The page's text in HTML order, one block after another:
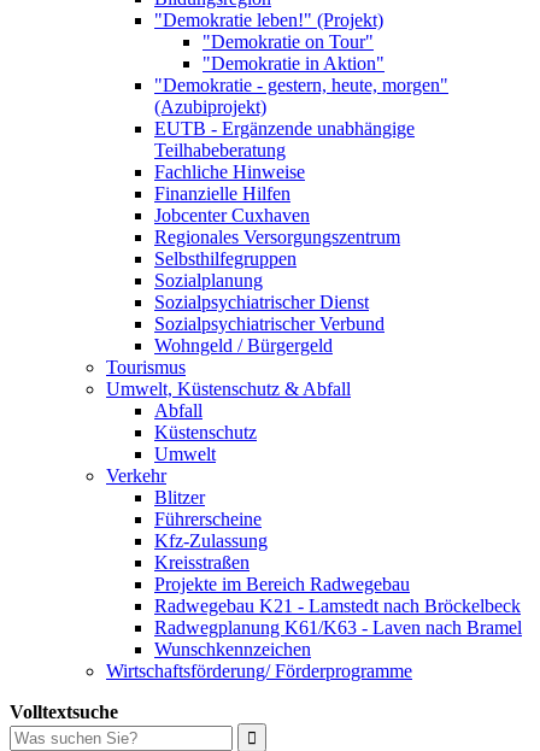
"Demokratie leben!" (Projekt)
"Demokratie on Tour"
"Demokratie in Aktion"
"Demokratie - gestern, heute, morgen"
(Azubiprojekt)
EUTB - Ergänzende unabhängige
Teilhabeberatung
Fachliche Hinweise
Finanzielle Hilfen
Jobcenter Cuxhaven
Regionales Versorgungszentrum
Selbsthilfegruppen
Sozialplanung
Sozialpsychiatrischer Dienst
Sozialpsychiatrischer Verbund
Wohngeld / Bürgergeld
Tourismus
Umwelt, Küstenschutz & Abfall
Abfall
Küstenschutz
Umwelt
Verkehr
Blitzer
Führerscheine
Kfz-Zulassung
Kreisstraßen
Projekte im Bereich Radwegebau
Radwegebau K21 - Lamstedt nach Bröckelbeck
Radwegplanung K61/K63 - Laven nach Bramel
Wunschkennzeichen
Wirtschaftsförderung/ Förderprogramme
Volltextsuche